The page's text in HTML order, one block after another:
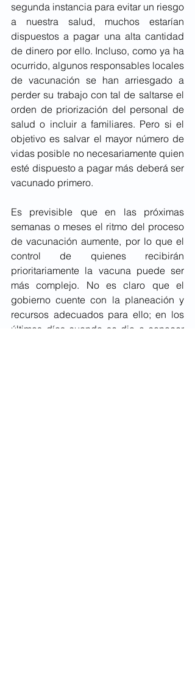
segunda instancia para evitar un riesgo
a nuestra salud, muchos estarían
dispuestos a pagar una alta cantidad
de dinero por ello. Incluso, como ya ha
ocurrido, algunos responsables locales
de vacunación se han arriesgado a
perder su trabajo con tal de saltarse el
orden de priorización del personal de
salud o incluir a familiares. Pero si el
objetivo es salvar el mayor número de
vidas posible no necesariamente quien
esté dispuesto a pagar más deberá ser
vacunado primero.
Es previsible que en las próximas
semanas o meses el ritmo del proceso
de vacunación aumente, por lo que el
control de quienes recibirán
prioritariamente la vacuna puede ser
más complejo. No es claro que el
gobierno cuente con la planeación y
recursos adecuados para ello; en los
últimos días cuando se dio a conocer